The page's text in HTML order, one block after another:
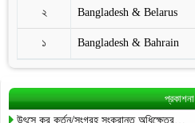
২ Bangladesh & Belarus
১ Bangladesh & Bahrain
প্রকাশনা
উৎসে কর কর্তন/সংগ্রহ সংক্রান্ত অধিক্ষেত্র…